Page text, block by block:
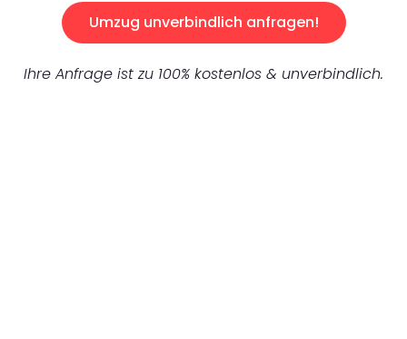
Umzug unverbindlich anfragen!
Ihre Anfrage ist zu 100% kostenlos & unverbindlich.